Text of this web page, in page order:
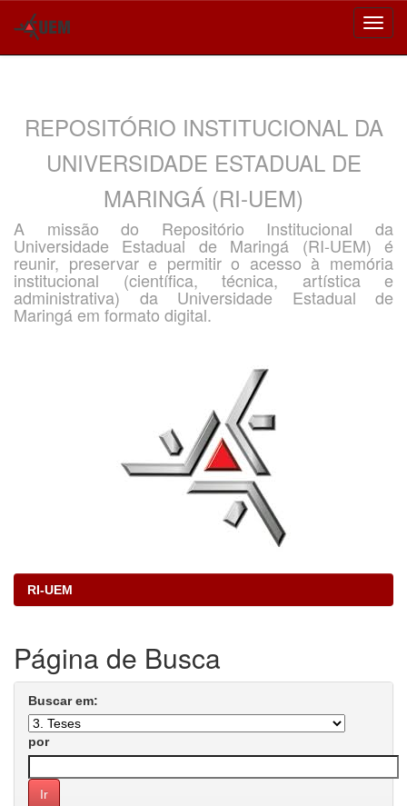
REPOSITÓRIO INSTITUCIONAL DA
UNIVERSIDADE ESTADUAL DE
MARINGÁ (RI-UEM)
A missão do Repositório Institucional da
Universidade Estadual de Maringá (RI-UEM) é
reunir, preservar e permitir o acesso à memória
institucional (científica, técnica, artística e
administrativa) da Universidade Estadual de
Maringá em formato digital.
RI-UEM
Página de Busca
Buscar em:
por